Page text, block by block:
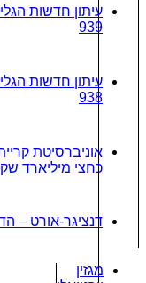
עיתון חדשות
939
עיתון חדשות
938
אוניברסיטת
כחצי מיליארד
דנציגר-אורט –
מגזין